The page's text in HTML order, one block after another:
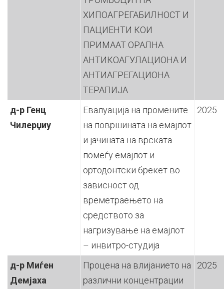
ХИПОАГРЕГАБИЛНОСТ И
ПАЦИЕНТИ КОИ
ПРИМААТ ОРАЛНА
АНТИКОАГУЛАЦИОНА И
АНТИАГРЕГАЦИОНА
ТЕРАПИЈА
д-р Генц
Чилерџиу
Евалуација на промените
на површината на емајлот
и јачината на врската
помеѓу емајлот и
ортодонтски брекет во
зависност од
времетраењето на
средството за
нагризување на емајлот
– инвитро-студија
2025
д-р Миѓен
Демјаха
Процена на влијанието на
различни концентрации
2025